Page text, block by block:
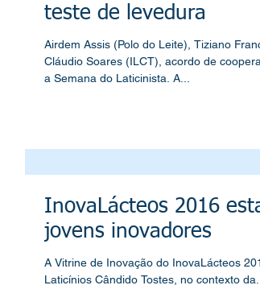
teste de levedura
Airdem Assis (Polo do Leite), Tiziano Franco (Turval) e
Cláudio Soares (ILCT), acordo de
a Semana do Laticinista. A...
InovaLácteos 2016
jovens inovadores
A Vitrine de Inovação do InovaLácteos
Laticínios Cândido Tostes, no contexto